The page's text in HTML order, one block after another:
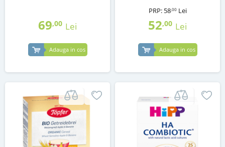
69,00 Lei
Adauga in cos
PRP: 58,00 Lei
52,00 Lei
Adauga in cos